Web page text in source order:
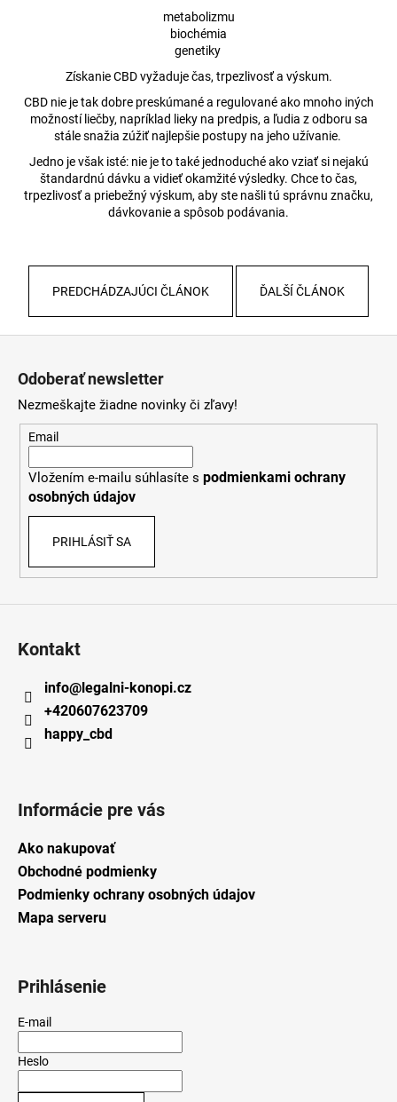
metabolizmu
biochémia
genetiky
Získanie CBD vyžaduje čas, trpezlivosť a výskum.
CBD nie je tak dobre preskúmané a regulované ako mnoho iných
možností liečby, napríklad lieky na predpis, a ľudia z odboru sa
stále snažia zúžiť najlepšie postupy na jeho užívanie.
Jedno je však isté: nie je to také jednoduché ako vziať si nejakú
štandardnú dávku a vidieť okamžité výsledky. Chce to čas,
trpezlivosť a priebežný výskum, aby ste našli tú správnu značku,
dávkovanie a spôsob podávania.
PREDCHÁDZAJÚCI ČLÁNOK ĎALŠÍ ČLÁNOK
Odoberať newsletter
Nezmeškajte žiadne novinky či zľavy!
Email
Vložením e-mailu súhlasíte s podmienkami ochrany
osobných údajov
PRIHLÁSIŤ SA
Kontakt
info@legalni-konopi.cz
+420607623709
happy_cbd
Informácie pre vás
Ako nakupovať
Obchodné podmienky
Podmienky ochrany osobných údajov
Mapa serveru
Prihlásenie
E-mail
Heslo